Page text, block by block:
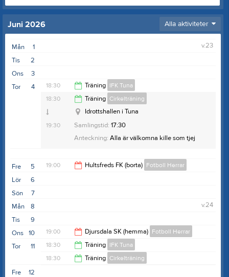
Juni 2026 Alla aktiviteter
1
Mån
v.23
2
Tis
3
Ons
4
Tor 18:30 Träning IFK Tuna
19:30
Tuna idrottshall
Anteckning:Alla är välkomna!
18:30 Träning Cirkelträning
19:30
Idrottshallen i Tuna
Samlingstid: 17:30
Anteckning: Alla är välkomna kille som tjej
5
Fre 19:00 Hultsfreds FK (borta) Fotboll Herrar
6
Lör
7
Sön
8
Mån
v.24
9
Tis
10
Ons 19:00 Djursdala SK (hemma) Fotboll Herrar
21:00
11
Tor 18:30 Träning IFK Tuna
18:30 Träning Cirkelträning
12
Fre